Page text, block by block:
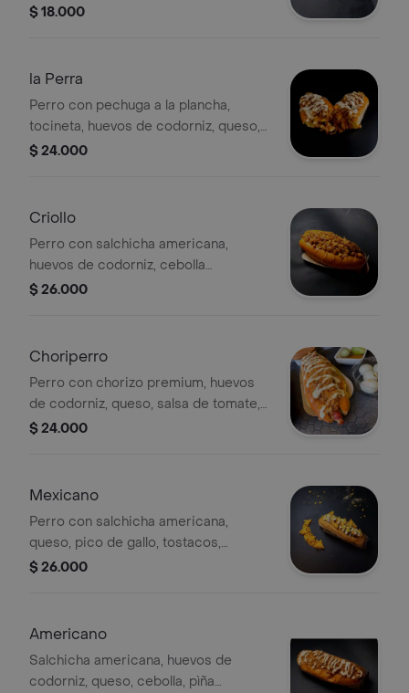
tomate, mostaza, salsa de la casa y
$ 18.000
la Perra
Perro con pechuga a la plancha,
tocineta, huevos de codorniz, queso,
cebolla, salsa de tomate, mostaza,
$ 24.000
Criollo
Perro con salchicha americana,
huevos de codorniz, cebolla
caramelizada, maíz tierno, tocineta y
$ 26.000
Choriperro
Perro con chorizo premium, huevos
de codorniz, queso, salsa de tomate,
mostaza, salsa de la casa y papas
$ 24.000
Mexicano
Perro con salchicha americana,
queso, pico de gallo, tostacos,
guacamole y sour cream.
$ 26.000
Americano
Salchicha americana, huevos de
codorniz, queso, cebolla, pìña